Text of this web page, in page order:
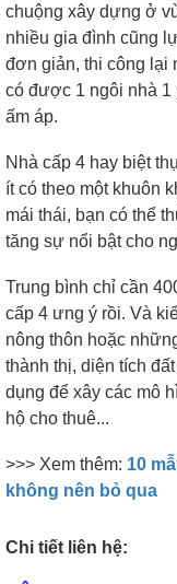
chuộng xây dựng ở
nhiều gia đình cũng
đơn giản, thi công lại
có được 1 ngôi nhà 1
ấm áp.
Nhà cấp 4 hay biệt
ít có theo một khuôn
mái thái, bạn có thể
tăng sự nổi bật cho
Trung bình chỉ cần
cấp 4 ưng ý rồi. Và
nông thôn hoặc
thành thị, diện tích
dụng để xây các mô
hộ cho thuê...
>>> Xem thêm: 10
không nên bỏ qua
Chi tiết liên hệ: